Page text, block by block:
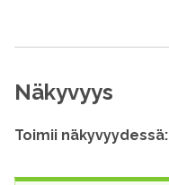
Näkyvyys
Toimii näkyvyydessä: